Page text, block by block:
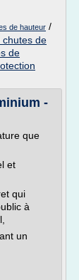
de hauteur /
chutes de
de
-
que
et
qui
à
un